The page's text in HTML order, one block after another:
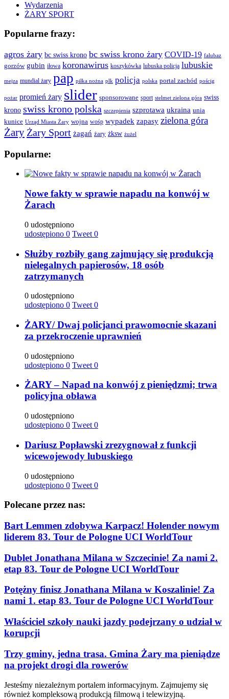
Wydarzenia
ŻARY SPORT
Popularne frazy:
agros żary bc swiss krono bc swiss krono żary COVID-19 falubaz
gorzów gubin iłowa koronawirus koszykówka lubuska policja lubuskie
mejza mundial żary pap piłka nożna plk policja polska portal zachód pościg
pożar promień żary slider sponsorowane sport stelmet zielona góra swiss
krono swiss krono polska szczepienia szprotawa ukraina unia
kunice Urząd Miasta Żary wojna wośp wypadek zapasy zielona góra
Żary Żary Sport żagań żary żksw żużel
Popularne:
Nowe fakty w sprawie napadu na konwój w
Żarach
0 udostępniono
udostępiono 0 Tweet 0
Służby rozbiły gang zajmujący się produkcją
nielegalnych papierosów, 18 osób
zatrzymanych
0 udostępniono
udostępiono 0 Tweet 0
ŻARY/ Dwaj policjanci prawomocnie skazani
za przekroczenie uprawnień
0 udostępniono
udostępiono 0 Tweet 0
ŻARY – Napad na konwój z pieniędzmi; trwa
policyjna obława
0 udostępniono
udostępiono 0 Tweet 0
Dariusz Popławski zrezygnował z funkcji
wicewojewody lubuskiego
0 udostępniono
udostępiono 0 Tweet 0
Polecane przez nas:
Bart Lemmen zdobywa Karpacz! Holender nowym
liderem 83. Tour de Pologne UCI WorldTour
Dublet Jonathana Milana w Szczecinie! Za nami 2.
etap 83. Tour de Pologne UCI WorldTour
Potężny finisz Jonathana Milana w Koszalinie! Za
nami 1. etap 83. Tour de Pologne UCI WorldTour
Właściciel szkoły nauki jazdy podejrzany o udział w
korupcji
Trzy gminy, jedna trasa. Gmina Żary ma pieniądze
na projekt drogi dla rowerów
Jesteśmy niezależnym portalem informacyjnym. Zajmujemy się
również kompleksową produkcją filmową i telewizyjną.